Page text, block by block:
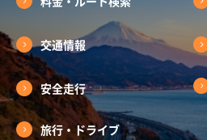
交通情報
安全走行
旅行・ドライブ